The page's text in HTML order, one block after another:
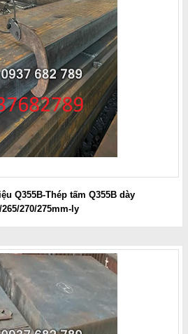
Q355B-Thép tấm Q355B dày
265/270/275mm-ly